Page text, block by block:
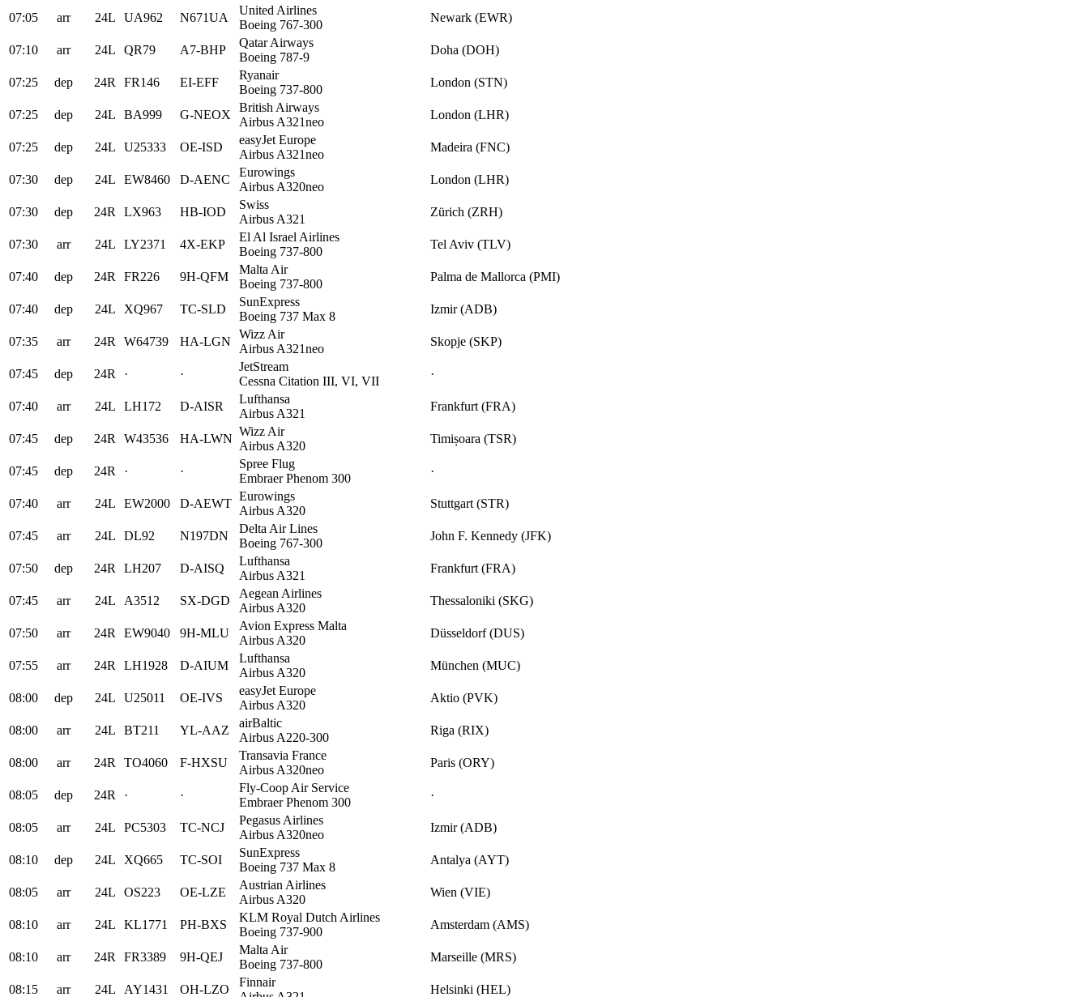
07:05 arr 24L UA962 N671UA
United Airlines
Boeing 767-300
Newark (EWR)
07:10 arr 24L QR79 A7-BHP
Qatar Airways
Boeing 787-9
Doha (DOH)
07:25 dep 24R FR146 EI-EFF
Ryanair
Boeing 737-800
London (STN)
07:25 dep 24L BA999 G-NEOX
British Airways
Airbus A321neo
London (LHR)
07:25 dep 24L U25333 OE-ISD
easyJet Europe
Airbus A321neo
Madeira (FNC)
07:30 dep 24L EW8460 D-AENC
Eurowings
Airbus A320neo
London (LHR)
07:30 dep 24R LX963 HB-IOD
Swiss
Airbus A321
Zürich (ZRH)
07:30 arr 24L LY2371 4X-EKP
El Al Israel Airlines
Boeing 737-800
Tel Aviv (TLV)
07:40 dep 24R FR226 9H-QFM
Malta Air
Boeing 737-800
Palma de Mallorca (PMI)
07:40 dep 24L XQ967 TC-SLD
SunExpress
Boeing 737 Max 8
Izmir (ADB)
07:35 arr 24R W64739 HA-LGN
Wizz Air
Airbus A321neo
Skopje (SKP)
07:45 dep 24R · ·
JetStream
Cessna Citation III, VI, VII
·
07:40 arr 24L LH172 D-AISR
Lufthansa
Airbus A321
Frankfurt (FRA)
07:45 dep 24R W43536 HA-LWN
Wizz Air
Airbus A320
Timișoara (TSR)
07:45 dep 24R · ·
Spree Flug
Embraer Phenom 300
·
07:40 arr 24L EW2000 D-AEWT
Eurowings
Airbus A320
Stuttgart (STR)
07:45 arr 24L DL92 N197DN
Delta Air Lines
Boeing 767-300
John F. Kennedy (JFK)
07:50 dep 24R LH207 D-AISQ
Lufthansa
Airbus A321
Frankfurt (FRA)
07:45 arr 24L A3512 SX-DGD
Aegean Airlines
Airbus A320
Thessaloniki (SKG)
07:50 arr 24R EW9040 9H-MLU
Avion Express Malta
Airbus A320
Düsseldorf (DUS)
07:55 arr 24R LH1928 D-AIUM
Lufthansa
Airbus A320
München (MUC)
08:00 dep 24L U25011 OE-IVS
easyJet Europe
Airbus A320
Aktio (PVK)
08:00 arr 24L BT211 YL-AAZ
airBaltic
Airbus A220-300
Riga (RIX)
08:00 arr 24R TO4060 F-HXSU
Transavia France
Airbus A320neo
Paris (ORY)
08:05 dep 24R · ·
Fly-Coop Air Service
Embraer Phenom 300
·
08:05 arr 24L PC5303 TC-NCJ
Pegasus Airlines
Airbus A320neo
Izmir (ADB)
08:10 dep 24L XQ665 TC-SOI
SunExpress
Boeing 737 Max 8
Antalya (AYT)
08:05 arr 24L OS223 OE-LZE
Austrian Airlines
Airbus A320
Wien (VIE)
08:10 arr 24L KL1771 PH-BXS
KLM Royal Dutch Airlines
Boeing 737-900
Amsterdam (AMS)
08:10 arr 24R FR3389 9H-QEJ
Malta Air
Boeing 737-800
Marseille (MRS)
08:15 arr 24L AY1431 OH-LZO
Finnair
Helsinki (HEL)